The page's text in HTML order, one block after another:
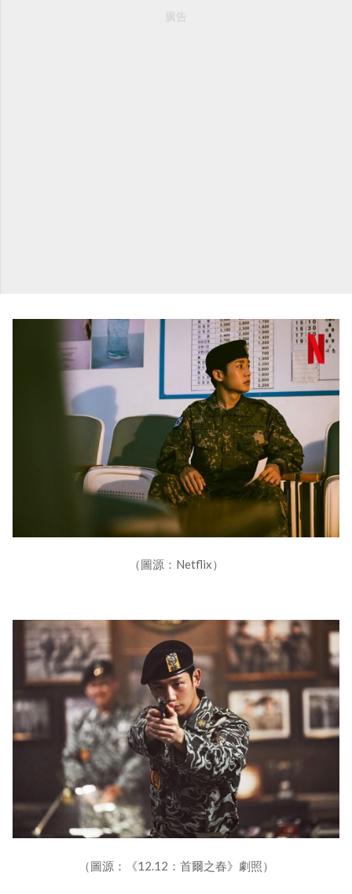
廣告
（圖源：Netflix）
（圖源：《12.12：首爾之春》劇照）